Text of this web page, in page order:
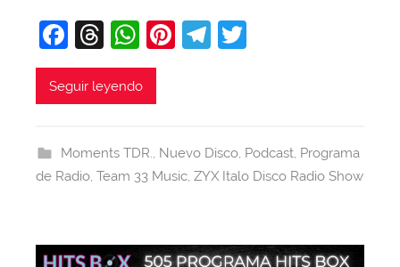
a
j
F
a
c
b
o
T
hr
e
d
s
W
h
at
A
p
Pi
st
T
a
m
Seguir leyendo
Moments TDR., Nuevo Disco, Podcast, Programa
de Radio, Team 33 Music, ZYX Italo Disco Radio Show